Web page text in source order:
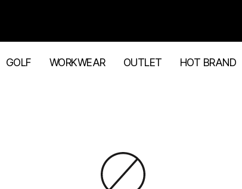
GOLF WORKWEAR OUTLET HOT BRAND